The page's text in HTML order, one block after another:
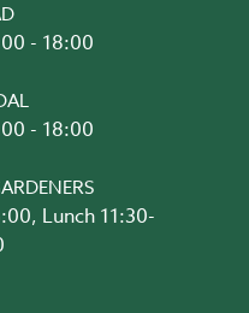
- 18:00
- 18:00
Lunch 11:30-